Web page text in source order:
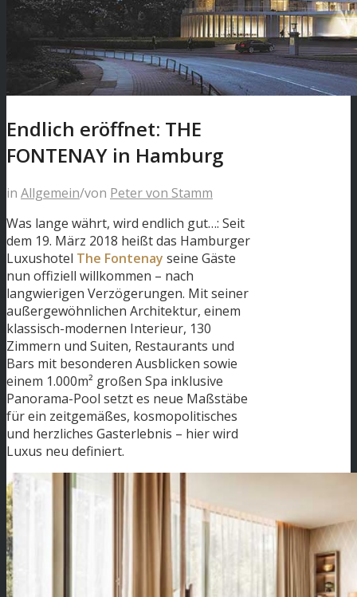
Endlich eröffnet: THE
FONTENAY in Hamburg
in Allgemein/von Peter von Stamm
Was lange währt, wird endlich gut…: Seit
dem 19. März 2018 heißt das Hamburger
Luxushotel The Fontenay seine Gäste
nun offiziell willkommen – nach
langwierigen Verzögerungen. Mit seiner
außergewöhnlichen Architektur, einem
klassisch-modernen Interieur, 130
Zimmern und Suiten, Restaurants und
Bars mit besonderen Ausblicken sowie
einem 1.000m² großen Spa inklusive
Panorama-Pool setzt es neue Maßstäbe
für ein zeitgemäßes, kosmopolitisches
und herzliches Gasterlebnis – hier wird
Luxus neu definiert.